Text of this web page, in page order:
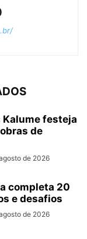
Kalume festeja
de
de 2026
completa 20
e desafios
de 2026